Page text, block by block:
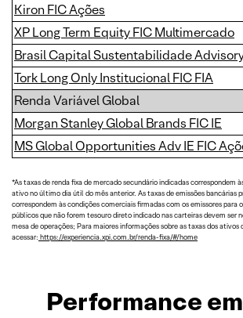
Kiron FIC Ações
XP Long Term Equity FIC Multimercado
Brasil Capital Sustentabilidade
Tork Long Only Institucional FIC FIA
Renda Variável Global
Morgan Stanley Global Brands FIC IE
MS Global Opportunities Adv IE FIC
*As taxas de renda fixa de mercado secundário indicadas correspondem
ativo no último dia útil do mês anterior. As taxas de emissões bancárias
correspondem às condições comerciais firmadas com os emissores
públicos que não forem tesouro direto indicado nas carteiras devem ser
mesa de operações; Para maiores informações sobre as taxas dos ativos
acessar: https://experiencia.xpi.com.br/renda-fixa/#/home
Performance